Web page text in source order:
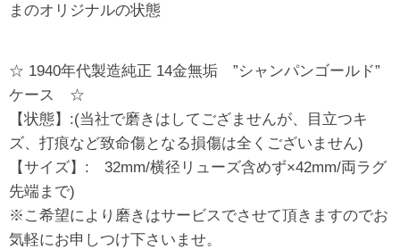
まのオリジナルの状態
☆ 1940年代製造純正 14金無垢 ”シャンパンゴールド”
ケース ☆
【状態】:(当社で磨きはしてござませんが、目立つキ
ズ、打痕など致命傷となる損傷は全くございません)
【サイズ】: 32mm/横径リューズ含めず×42mm/両ラグ
先端まで)
※こ希望により磨きはサービスでさせて頂きますのでお
気軽にお申しつけ下さいませ。